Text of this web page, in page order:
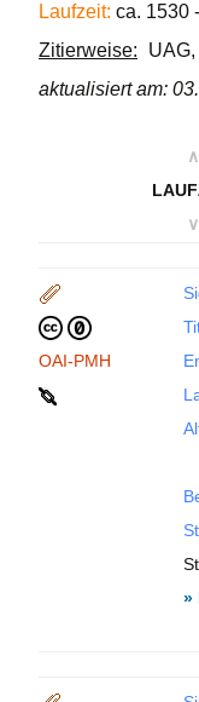
Laufzeit: ca. 1530
Zitierweise:
aktualisiert am:
∧
∨
OAI-PMH
»